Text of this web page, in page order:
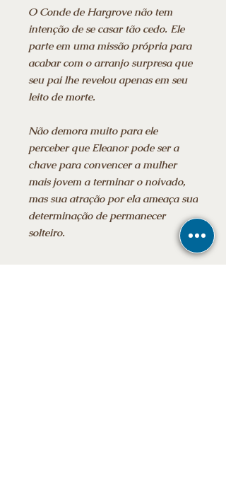
O Conde de Hargrove não tem
intenção de se casar tão cedo. Ele
parte em uma missão própria para
acabar com o arranjo surpresa que
seu pai lhe revelou apenas em seu
leito de morte.
Não demora muito para ele
perceber que Eleanor pode ser a
chave para convencer a mulher
mais jovem a terminar o noivado,
mas sua atração por ela ameaça sua
determinação de permanecer
solteiro.